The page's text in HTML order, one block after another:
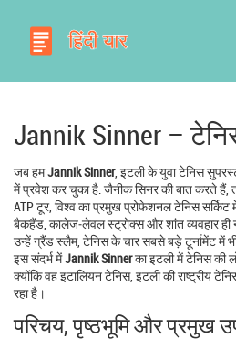
Jannik Sinner –
जब हमJannik Sinner, इटली के युवा टेनिस
में प्रवेश कर चुका है जैनीक सिनरकी बात करते हैं,
ATP टूर, विश्व का प्रमुख प्रोफेशनल टेनिस सर्किट
बैकहैंड, कालेज‑लेवल स्ट्रोक्स और शांत व्यवहार ही
उन्हेंग्रैंड स्लैम, टेनिस के चार सबसे बड़े टूर्नामेंटमें
इस संदर्भ मेंJannik Sinnerका इटली में टेनिस की
क्योंकि वहइटालियन टेनिस, इटली की राष्ट्रीय
रहा है।
परिचय, पृष्ठभूमि और प्रमुख